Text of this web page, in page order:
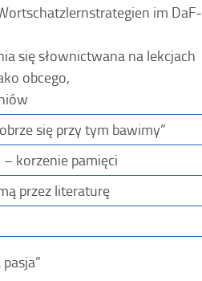
im DaF-
się słownictwana na lekcjach
obcego,
się przy tym bawimy”
korzenie pamięci
przez literaturę